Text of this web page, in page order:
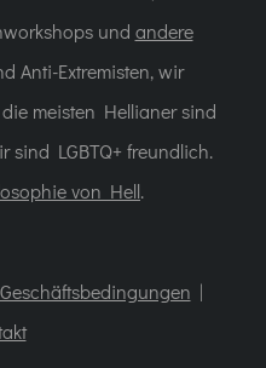
und andere
Anti-Extremisten, wir
meisten Hellianer sind
sind LGBTQ+ freundlich.
von Hell.
|